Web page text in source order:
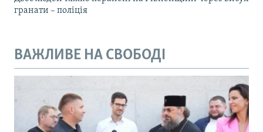
гранати – поліція
ВАЖЛИВЕ НА СВОБОДІ